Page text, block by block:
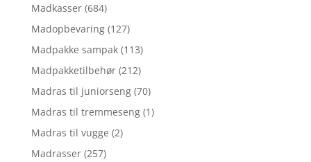
Madkasser (684)
Madopbevaring (127)
Madpakke sampak (113)
Madpakketilbehør (212)
Madras til juniorseng (70)
Madras til tremmeseng (1)
Madras til vugge (2)
Madrasser (257)